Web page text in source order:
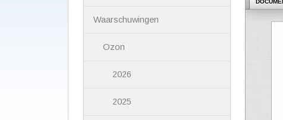
Waarschuwingen
Ozon
2026
2025